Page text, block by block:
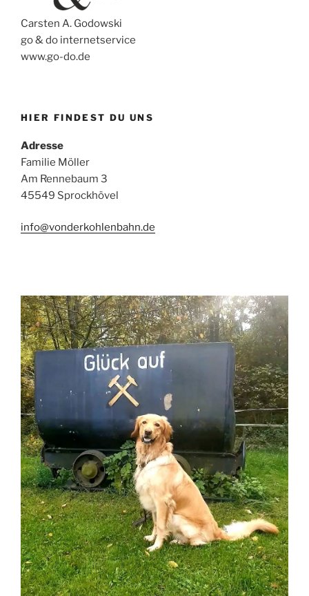
Carsten A. Godowski
go & do internetservice
www.go-do.de
HIER FINDEST DU UNS
Adresse
Familie Möller
Am Rennebaum 3
45549 Sprockhövel
info@vonderkohlenbahn.de